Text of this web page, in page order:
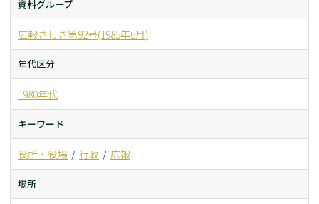
資料グループ
広報さしき第92号(1985年6月)
年代区分
1980年代
キーワード
役所・役場 行政 広報
場所